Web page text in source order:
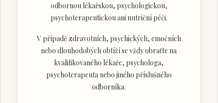
odbornou lékařskou, psychologickou,
psychoterapeutickou ani nutriční péči.
V případě zdravotních, psychických, emočních
nebo dlouhodobých obtíží se vždy obraťte na
kvalifikovaného lékaře, psychologa,
psychoterapeuta nebo jiného příslušného
odborníka.